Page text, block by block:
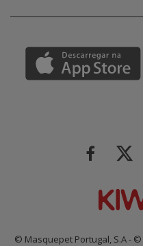
© Masquepet Portugal, S.A -